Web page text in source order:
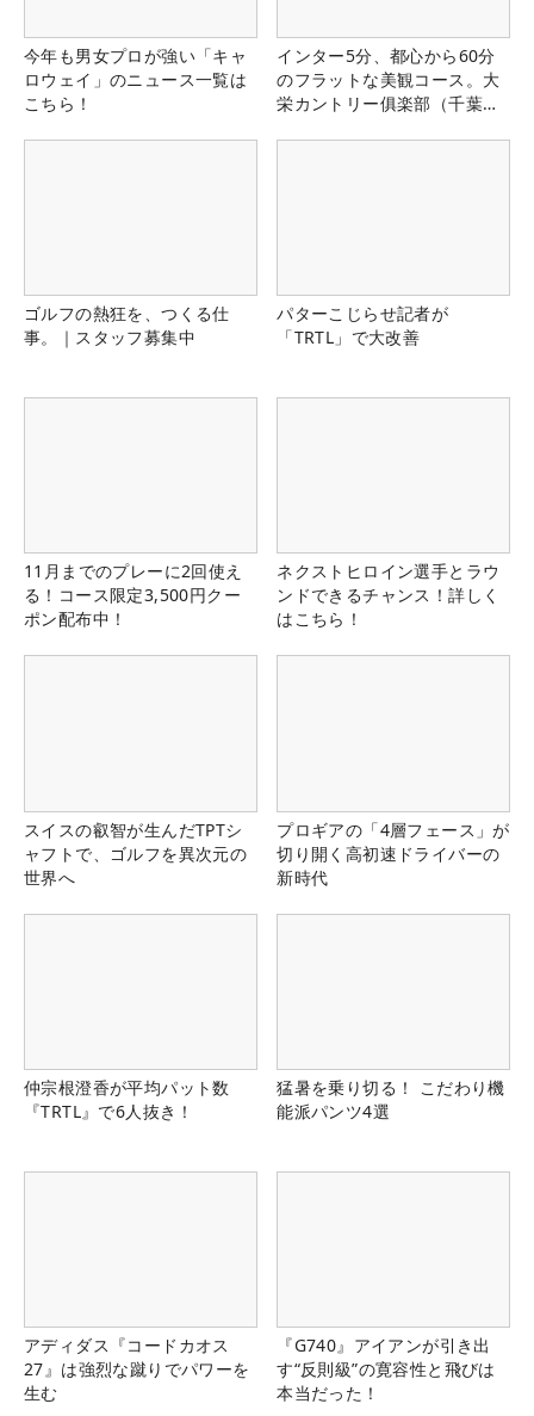
今年も男女プロが強い「キャ
ロウェイ」のニュース一覧は
こちら！
インター5分、都心から60分
のフラットな美観コース。大
栄カントリー俱楽部（千葉
ゴルフの熱狂を、つくる仕
事。｜スタッフ募集中
パターこじらせ記者が
「TRTL」で大改善
11月までのプレーに2回使え
る！コース限定3,500円クー
ポン配布中！
ネクストヒロイン選手とラウ
ンドできるチャンス！詳しく
はこちら！
スイスの叡智が生んだTPTシ
ャフトで、ゴルフを異次元の
世界へ
プロギアの「4層フェース」が
切り開く高初速ドライバーの
新時代
仲宗根澄香が平均パット数
『TRTL』で6人抜き！
猛暑を乗り切る！ こだわり機
能派パンツ4選
アディダス『コードカオス
27』は強烈な蹴りでパワーを
生む
『G740』アイアンが引き出
す“反則級”の寛容性と飛びは
本当だった！